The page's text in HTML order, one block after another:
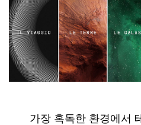
가장 혹독한 환경에서